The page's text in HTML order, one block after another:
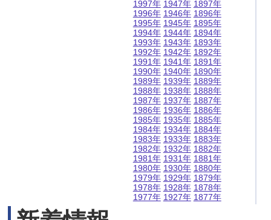
1997年
1996年
1995年
1994年
1993年
1992年
1991年
1990年
1989年
1988年
1987年
1986年
1985年
1984年
1983年
1982年
1981年
1980年
1979年
1978年
1977年
1947年
1946年
1945年
1944年
1943年
1942年
1941年
1940年
1939年
1938年
1937年
1936年
1935年
1934年
1933年
1932年
1931年
1930年
1929年
1928年
1927年
1897年
1896年
1895年
1894年
1893年
1892年
1891年
1890年
1889年
1888年
1887年
1886年
1885年
1884年
1883年
1882年
1881年
1880年
1879年
1878年
1877年